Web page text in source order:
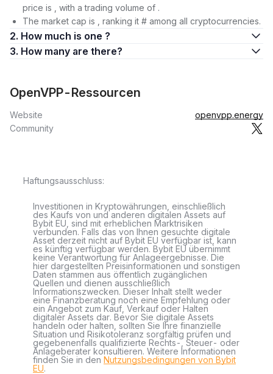
price is , with a trading volume of .
The market cap is , ranking it # among all cryptocurrencies.
2. How much is one ?
3. How many are there?
OpenVPP-Ressourcen
Website
openvpp.energy
Community
Haftungsausschluss:
Investitionen in Kryptowährungen, einschließlich
des Kaufs von und anderen digitalen Assets auf
Bybit EU, sind mit erheblichen Marktrisiken
verbunden. Falls das von Ihnen gesuchte digitale
Asset derzeit nicht auf Bybit EU verfügbar ist, kann
es künftig verfügbar werden. Bybit EU übernimmt
keine Verantwortung für Anlageergebnisse. Die
hier dargestellten Preisinformationen und sonstigen
Daten stammen aus öffentlich zugänglichen
Quellen und dienen ausschließlich
Informationszwecken. Dieser Inhalt stellt weder
eine Finanzberatung noch eine Empfehlung oder
ein Angebot zum Kauf, Verkauf oder Halten
digitaler Assets dar. Bevor Sie digitale Assets
handeln oder halten, sollten Sie Ihre finanzielle
Situation und Risikotoleranz sorgfältig prüfen und
gegebenenfalls qualifizierte Rechts-, Steuer- oder
Anlageberater konsultieren. Weitere Informationen
finden Sie in den Nutzungsbedingungen von Bybit
EU.